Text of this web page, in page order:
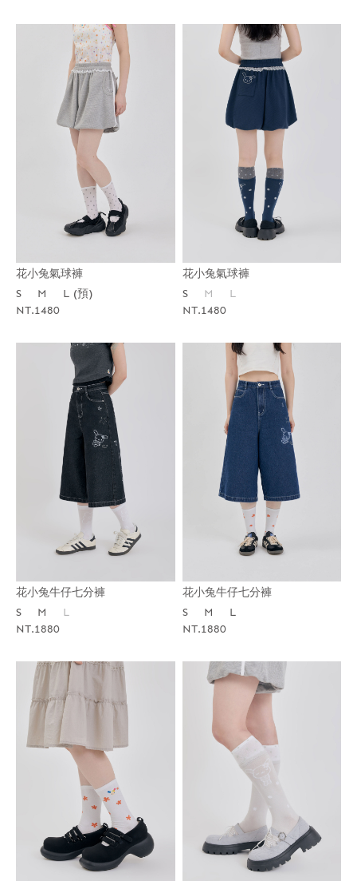
花小兔氣球褲
S
M
L (預)
NT.1480
花小兔氣球褲
S
M
L
NT.1480
花小兔牛仔七分褲
S
M
L
NT.1880
花小兔牛仔七分褲
S
M
L
NT.1880